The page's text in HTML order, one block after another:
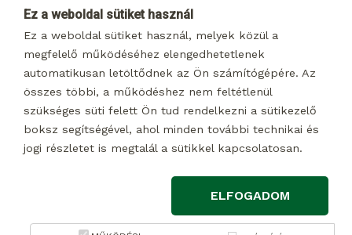
Ez a weboldal sütiket használ
Ez a weboldal sütiket használ, melyek közül a
megfelelő működéséhez elengedhetetlenek
automatikusan letöltődnek az Ön számítógépére. Az
összes többi, a működéshez nem feltétlenül
szükséges süti felett Ön tud rendelkezni a sütikezelő
boksz segítségével, ahol minden további technikai és
jogi részletet is megtalál a sütikkel kapcsolatosan.
ELFOGADOM
Katalógusok
Kapcsolat
Dokumentumtár
© 2026 Minden jog fenntartva
Impresszum